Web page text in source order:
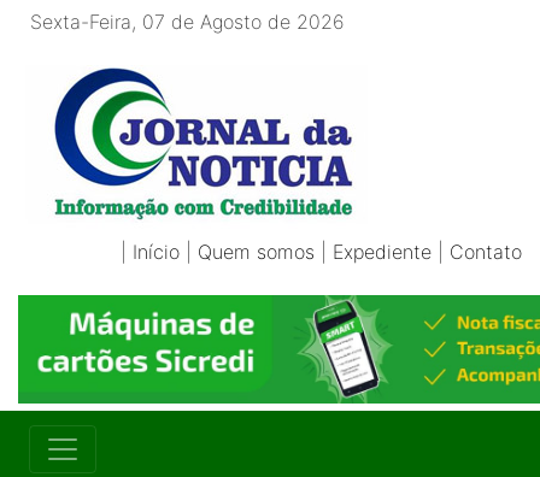
Sexta-Feira, 07 de Agosto de 2026
Início Quem somos Expediente Contato